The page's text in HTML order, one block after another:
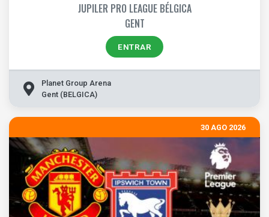
JUPILER PRO LEAGUE BÉLGICA
GENT
ENTRAR
Planet Group Arena
Gent (BELGICA)
30 AGO 2026